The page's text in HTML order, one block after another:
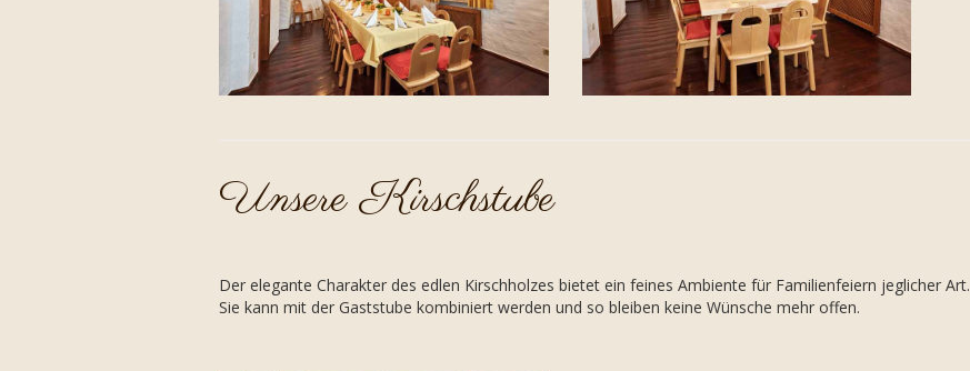
Unsere Kirschstube
Der elegante Charakter des edlen Kirschholzes bietet ein feines Ambiente für Familienfeiern jeglicher Art.
Sie kann mit der Gaststube kombiniert werden und so bleiben keine Wünsche mehr offen.